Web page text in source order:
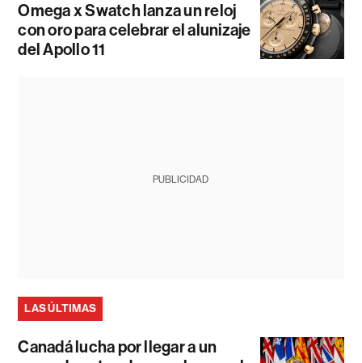
Omega x Swatch lanza un reloj
con oro para celebrar el alunizaje
del Apollo 11
PUBLICIDAD
LAS ÚLTIMAS
Canadá lucha por llegar a un